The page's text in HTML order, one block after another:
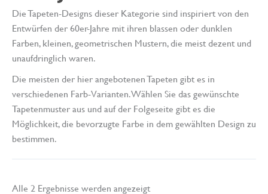
Die Tapeten-Designs dieser Kategorie sind inspiriert von den
Entwürfen der 60er-Jahre mit ihren blassen oder dunklen
Farben, kleinen, geometrischen Mustern, die meist dezent und
unaufdringlich waren.
Die meisten der hier angebotenen Tapeten gibt es in
verschiedenen Farb-Varianten. Wählen Sie das gewünschte
Tapetenmuster aus und auf der Folgeseite gibt es die
Möglichkeit, die bevorzugte Farbe in dem gewählten Design zu
bestimmen.
Alle 2 Ergebnisse werden angezeigtNach